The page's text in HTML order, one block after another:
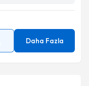
Daha Fazla